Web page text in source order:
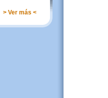
> Ver más <